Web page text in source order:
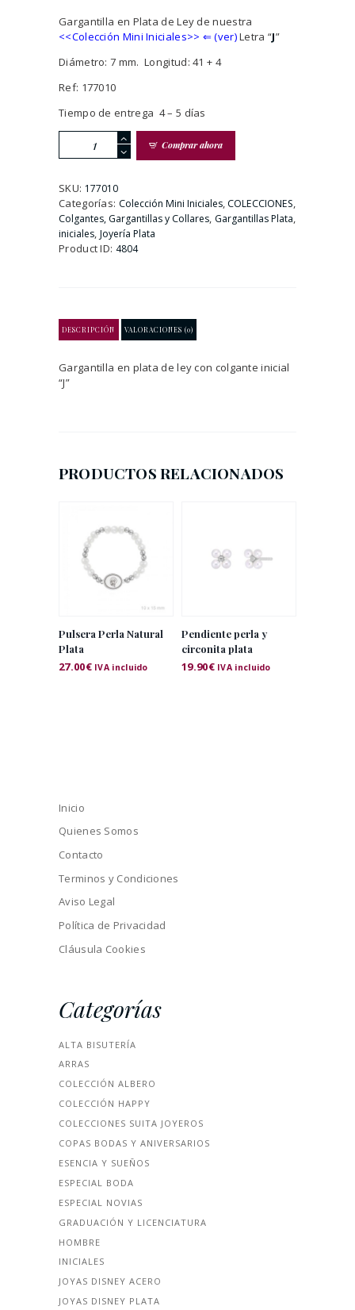
Gargantilla en Plata de Ley de nuestra
<<Colección Mini Iniciales>> ⇐ (ver)Letra “J”
Diámetro: 7 mm. Longitud: 41 + 4
Ref: 177010
Tiempo de entrega 4 – 5 días
GARGANTILLA
LEY
CON
LETRA
J
cantidad
Comprar ahora
SKU: 177010
Categorías: Colección Mini Iniciales, COLECCIONES,
Colgantes, Gargantillas y Collares, Gargantillas Plata,
iniciales, Joyería Plata
Product ID: 4804
DESCRIPCIÓN VALORACIONES (0)
Gargantilla en plata de ley con colgante inicial
“J”
PRODUCTOS RELACIONADOS
Pulsera Perla Natural
Plata
27.00€ IVA incluido
Pendiente perla y
circonita plata
19.90€ IVA incluido
Inicio
Quienes Somos
Contacto
Terminos y Condiciones
Aviso Legal
Política de Privacidad
Cláusula Cookies
Categorías
ALTA BISUTERÍA
ARRAS
COLECCIÓN ALBERO
COLECCIÓN HAPPY
COLECCIONES SUITA JOYEROS
COPAS BODAS Y ANIVERSARIOS
ESENCIA Y SUEÑOS
ESPECIAL BODA
ESPECIAL NOVIAS
GRADUACIÓN Y LICENCIATURA
HOMBRE
INICIALES
JOYAS DISNEY ACERO
JOYAS DISNEY PLATA